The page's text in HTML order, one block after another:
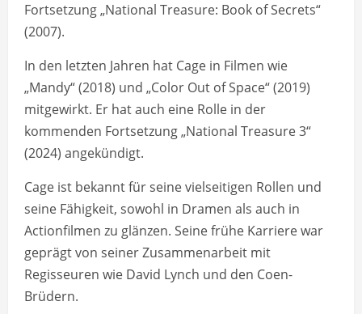
Fortsetzung „National Treasure: Book of Secrets“
(2007).
In den letzten Jahren hat Cage in Filmen wie
„Mandy“ (2018) und „Color Out of Space“ (2019)
mitgewirkt. Er hat auch eine Rolle in der
kommenden Fortsetzung „National Treasure 3“
(2024) angekündigt.
Cage ist bekannt für seine vielseitigen Rollen und
seine Fähigkeit, sowohl in Dramen als auch in
Actionfilmen zu glänzen. Seine frühe Karriere war
geprägt von seiner Zusammenarbeit mit
Regisseuren wie David Lynch und den Coen-
Brüdern.